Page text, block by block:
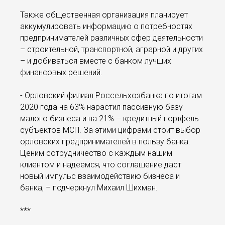
Также общественная организация планирует
аккумулировать информацию о потребностях
предпринимателей различных сфер деятельности
– строительной, транспортной, аграрной и других
– и добиваться вместе с банком лучших
финансовых решений.
- Орловский филиал Россельхозбанка по итогам
2020 года на 63% нарастил пассивную базу
малого бизнеса и на 21% – кредитный портфель
субъектов МСП. За этими цифрами стоит выбор
орловских предпринимателей в пользу банка.
Ценим сотрудничество с каждым нашим
клиентом и надеемся, что соглашение даст
новый импульс взаимодействию бизнеса и
банка, – подчеркнул Михаил Шихман.
***